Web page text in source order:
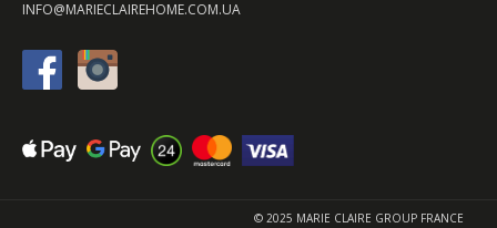
INFO@MARIECLAIREHOME.COM.UA
© 2025 MARIE CLAIRE GROUP FRANCE